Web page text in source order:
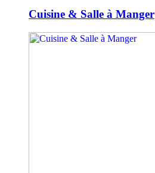
Cuisine & Salle à Manger